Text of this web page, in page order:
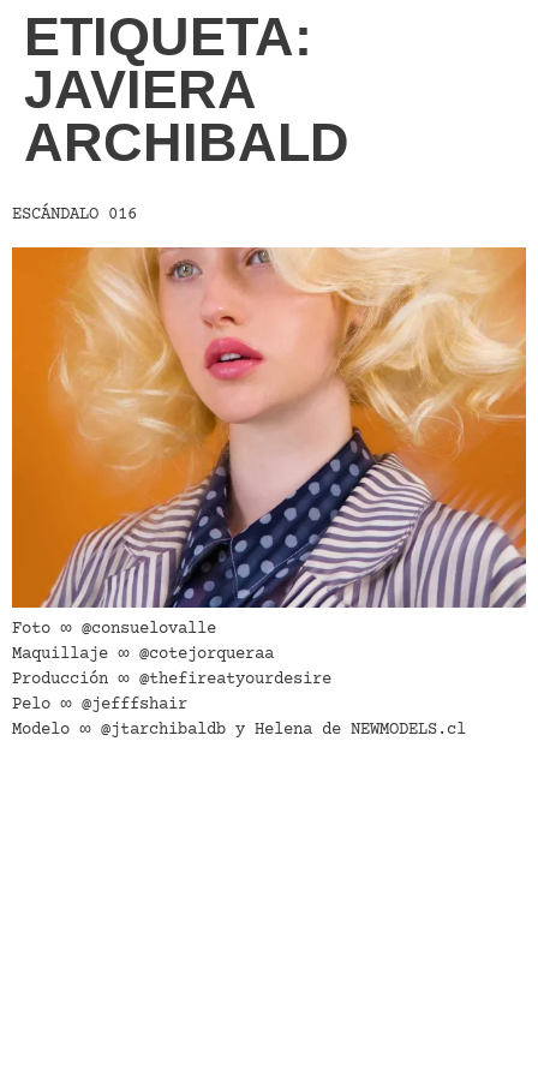
ETIQUETA:
JAVIERA
ARCHIBALD
ESCÁNDALO 016
Foto ∞ @consuelovalle
Maquillaje ∞ @cotejorqueraa
Producción ∞ @thefireatyourdesire
Pelo ∞ @jefffshair
Modelo ∞ @jtarchibaldb y Helena de NEWMODELS.cl